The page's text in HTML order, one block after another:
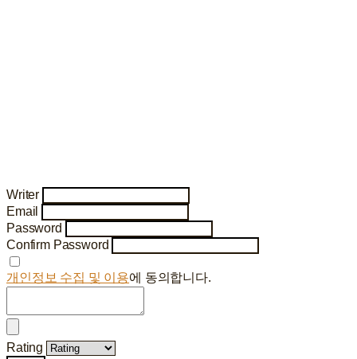
Writer
Email
Password
Confirm Password
개인정보 수집 및 이용에 동의합니다.
Rating